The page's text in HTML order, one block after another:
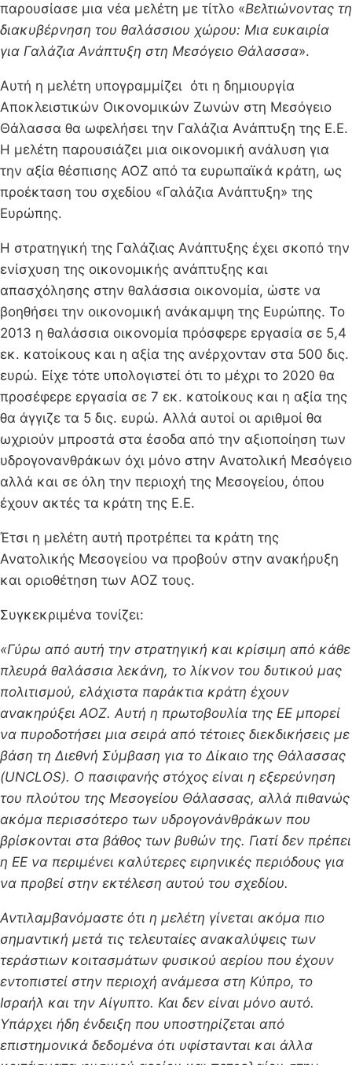
παρουσίασε μια νέα μελέτη με τίτλο «Βελτιώνοντας τη
διακυβέρνηση του θαλάσσιου χώρου: Μια ευκαιρία
για Γαλάζια Ανάπτυξη στη Μεσόγειο Θάλασσα».
Αυτή η μελέτη υπογραμμίζει ότι η δημιουργία
Αποκλειστικών Οικονομικών Ζωνών στη Μεσόγειο
Θάλασσα θα ωφελήσει την Γαλάζια Ανάπτυξη της Ε.Ε.
Η μελέτη παρουσιάζει μια οικονομική ανάλυση για
την αξία θέσπισης ΑΟΖ από τα ευρωπαϊκά κράτη, ως
προέκταση του σχεδίου «Γαλάζια Ανάπτυξη» της
Ευρώπης.
Η στρατηγική της Γαλάζιας Ανάπτυξης έχει σκοπό την
ενίσχυση της οικονομικής ανάπτυξης και
απασχόλησης στην θαλάσσια οικονομία, ώστε να
βοηθήσει την οικονομική ανάκαμψη της Ευρώπης. Το
2013 η θαλάσσια οικονομία πρόσφερε εργασία σε 5,4
εκ. κατοίκους και η αξία της ανέρχονταν στα 500 δις.
ευρώ. Είχε τότε υπολογιστεί ότι το μέχρι το 2020 θα
προσέφερε εργασία σε 7 εκ. κατοίκους και η αξία της
θα άγγιζε τα 5 δις. ευρώ. Αλλά αυτοί οι αριθμοί θα
ωχριούν μπροστά στα έσοδα από την αξιοποίηση των
υδρογονανθράκων όχι μόνο στην Ανατολική Μεσόγειο
αλλά και σε όλη την περιοχή της Μεσογείου, όπου
έχουν ακτές τα κράτη της Ε.Ε.
Έτσι η μελέτη αυτή προτρέπει τα κράτη της
Ανατολικής Μεσογείου να προβούν στην ανακήρυξη
και οριοθέτηση των ΑΟΖ τους.
Συγκεκριμένα τονίζει:
«Γύρω από αυτή την στρατηγική και κρίσιμη από κάθε
πλευρά θαλάσσια λεκάνη, το λίκνον του δυτικού μας
πολιτισμού, ελάχιστα παράκτια κράτη έχουν
ανακηρύξει ΑΟΖ. Αυτή η πρωτοβουλία της ΕΕ μπορεί
να πυροδοτήσει μια σειρά από τέτοιες διεκδικήσεις με
βάση τη Διεθνή Σύμβαση για το Δίκαιο της Θάλασσας
(UNCLOS). Ο πασιφανής στόχος είναι η εξερεύνηση
του πλούτου της Μεσογείου Θάλασσας, αλλά πιθανώς
ακόμα περισσότερο των υδρογονάνθράκων που
βρίσκονται στα βάθος των βυθών της. Γιατί δεν πρέπει
η ΕΕ να περιμένει καλύτερες ειρηνικές περιόδους για
να προβεί στην εκτέλεση αυτού του σχεδίου.
Αντιλαμβανόμαστε ότι η μελέτη γίνεται ακόμα πιο
σημαντική μετά τις τελευταίες ανακαλύψεις των
τεράστιων κοιτασμάτων φυσικού αερίου που έχουν
εντοπιστεί στην περιοχή ανάμεσα στη Κύπρο, το
Ισραήλ και την Αίγυπτο. Και δεν είναι μόνο αυτό.
Υπάρχει ήδη ένδειξη που υποστηρίζεται από
επιστημονικά δεδομένα ότι υφίστανται και άλλα